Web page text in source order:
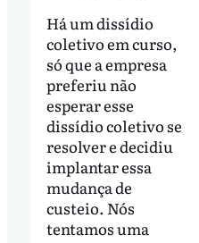
Há um dissídio
coletivo em curso,
só que a empresa
preferiu não
esperar esse
dissídio coletivo se
resolver e decidiu
implantar essa
mudança de
custeio. Nós
tentamos uma